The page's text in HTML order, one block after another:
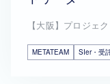
【大阪】プロジェ
METATEAM SIer・受